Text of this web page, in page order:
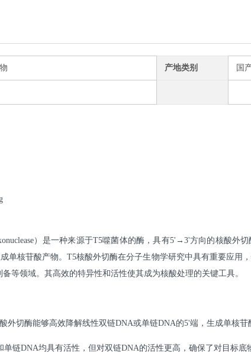
产地类别 国
）是一种来源于T5噬菌体的酶，具有5'→3'方向的核酸外
单核苷酸产物。T5核酸外切酶在分子生物学研究中具有重要应用
等领域。其高效的特异性和活性使其成为核酸处理的关键工具。
外切酶能够高效降解线性双链DNA或单链DNA的5'端，生成单核苷
单链DNA均具有活性，但对双链DNA的活性更高，确保了对目标底